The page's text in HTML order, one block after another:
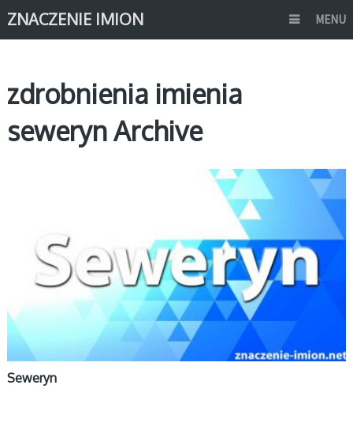
ZNACZENIE IMION MENU
zdrobnienia imienia
seweryn Archive
Seweryn